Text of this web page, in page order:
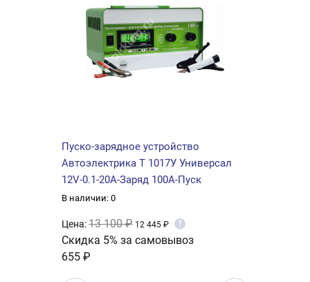
Пуско-зарядное устройство
Автоэлектрика Т 1017У Универсал
12V-0.1-20A-Заряд 100А-Пуск
В наличии: 0
Цена:13 100 ₽ 12 445 ₽ ?
Скидка 5% за самовывоз
655 ₽